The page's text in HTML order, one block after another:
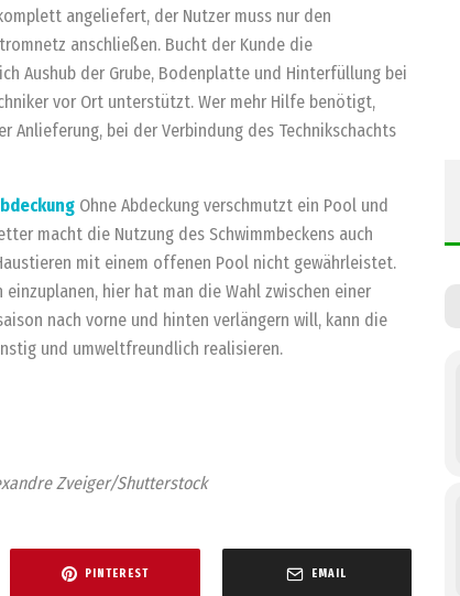
angeliefert, der Nutzer muss nur den
anschließen. Bucht der Kunde die
Aushub der Grube, Bodenplatte und Hinterfüllung bei
vor Ort unterstützt. Wer mehr Hilfe benötigt,
Anlieferung, bei der Verbindung des Technikschachts
Ohne Abdeckung verschmutzt ein Pool und
macht die Nutzung des Schwimmbeckens auch
mit einem offenen Pool nicht gewährleistet.
hier hat man die Wahl zwischen einer
nach vorne und hinten verlängern will, kann die
und umweltfreundlich realisieren.
Zveiger/Shutterstock
PINTEREST EMAIL